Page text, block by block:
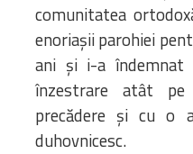
comunitatea
enoriașii parohiei
ani și i-a îndemnat
înzestrare atât
precădere și cu o
duhovnicesc.